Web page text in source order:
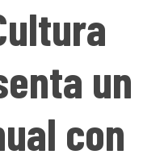
un
con